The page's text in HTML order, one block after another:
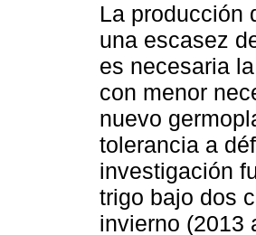
La producción
una escasez
es necesaria
con menor
nuevo
tolerancia a
investigación
trigo bajo dos
invierno (2013